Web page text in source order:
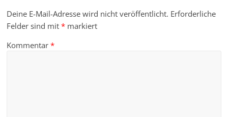
Deine E-Mail-Adresse wird nicht veröffentlicht. Erforderliche
Felder sind mit* markiert
Kommentar*